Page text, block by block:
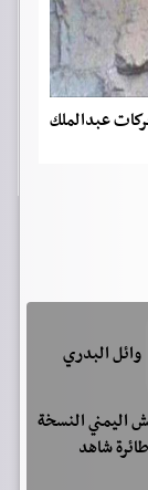
عبدالملك
وائل البدري
اليمني النسخة
شاهد